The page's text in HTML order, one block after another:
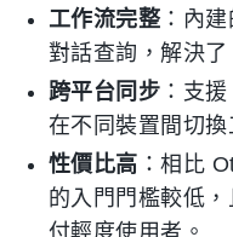
工作流完整：內
對話查詢，解決了
跨平台同步 ：支
在不同裝置間切換
性價比高 ：相比
的入門門檻較低
付輕度使用者。